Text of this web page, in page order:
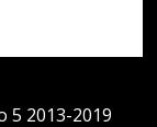
5 2013-2019